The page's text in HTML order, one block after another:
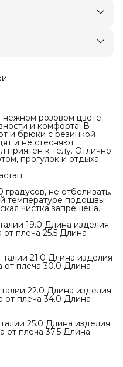
нежном розовом цвете —
и комфорта! В
и брюки с резинкой
и не стесняют
приятен к телу. Отлично
прогулок и отдыха.
градусов, не отбеливать.
температуре подошвы
чистка запрещена.
19.0 Длина изделия
плеча 25.5 Длина
21.0 Длина изделия
от плеча 30.0 Длина
22.0 Длина изделия
от плеча 34.0 Длина
25.0 Длина изделия
от плеча 37.5 Длина